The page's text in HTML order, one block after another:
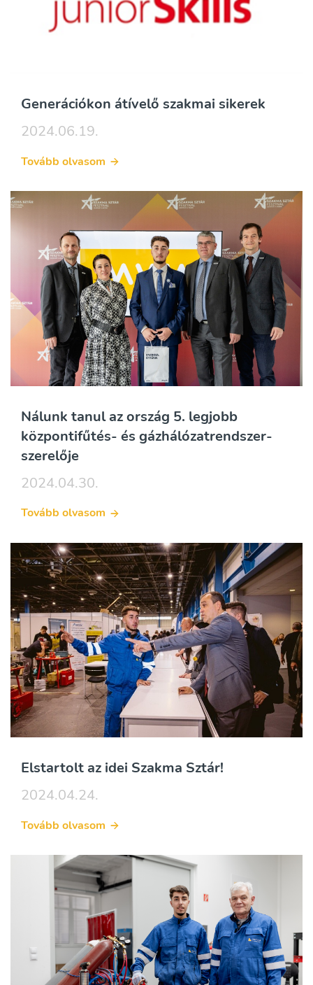
Generációkon átívelő szakmai sikerek
2024.06.19.
Tovább olvasom
Nálunk tanul az ország 5. legjobb
központifűtés- és gázhálózatrendszer-
szerelője
2024.04.30.
Tovább olvasom
Elstartolt az idei Szakma Sztár!
2024.04.24.
Tovább olvasom